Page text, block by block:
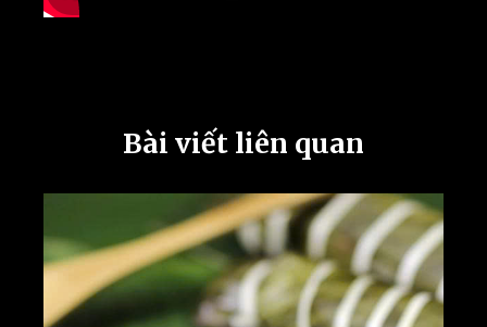
Bài viết liên quan